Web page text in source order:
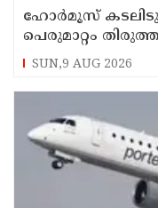
ഹോര്‍മൂസ്
പെരുമാറ്റം
ഇറാന്‍ ദേശീയ
SUN,9 AUG 2026